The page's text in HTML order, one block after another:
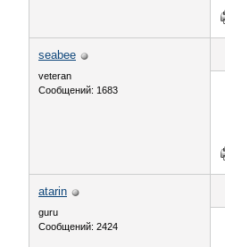
seabee
veteran
Сообщений: 1683
atarin
guru
Сообщений: 2424